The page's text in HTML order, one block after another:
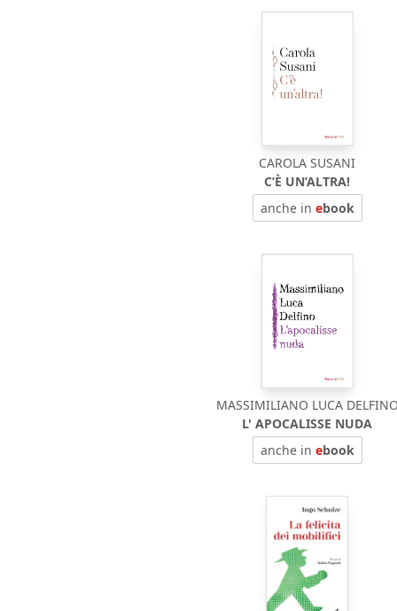
CAROLA SUSANI
C’È UN’ALTRA!
anche in ebook
MASSIMILIANO LUCA DELFINO
L' APOCALISSE NUDA
anche in ebook